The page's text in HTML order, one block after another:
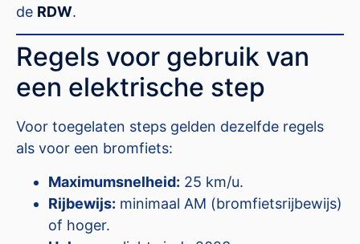
de RDW.
Regels voor gebruik van
een elektrische step
Voor toegelaten steps gelden dezelfde regels
als voor een bromfiets:
Maximumsnelheid: 25 km/u.
Rijbewijs: minimaal AM (bromfietsrijbewijs)
of hoger.